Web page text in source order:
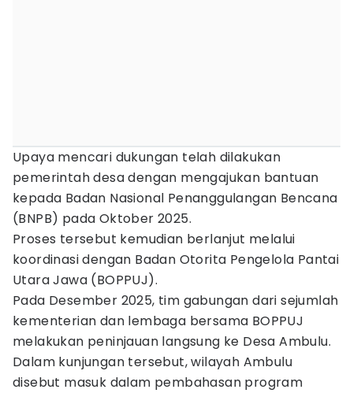
Upaya mencari dukungan telah dilakukan
pemerintah desa dengan mengajukan bantuan
kepada Badan Nasional Penanggulangan Bencana
(BNPB) pada Oktober 2025.
Proses tersebut kemudian berlanjut melalui
koordinasi dengan Badan Otorita Pengelola Pantai
Utara Jawa (BOPPUJ).
Pada Desember 2025, tim gabungan dari sejumlah
kementerian dan lembaga bersama BOPPUJ
melakukan peninjauan langsung ke Desa Ambulu.
Dalam kunjungan tersebut, wilayah Ambulu
disebut masuk dalam pembahasan program